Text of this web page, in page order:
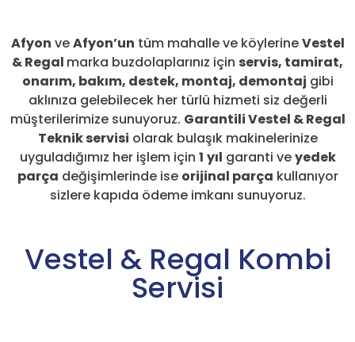
Afyon veAfyon’un tüm mahalle ve köylerineVestel
& Regal marka buzdolaplarınız için servis, tamirat,
onarım, bakım, destek, montaj, demontaj gibi
aklınıza gelebilecek her türlü hizmeti siz değerli
müşterilerimize sunuyoruz. Garantili Vestel & Regal
Teknik servisi olarak bulaşık makinelerinize
uyguladığımız her işlem için 1 yıl garanti veyedek
parça değişimlerinde ise orijinal parça kullanıyor
sizlere kapıda ödeme imkanı sunuyoruz.
Vestel & Regal Kombi
Servisi